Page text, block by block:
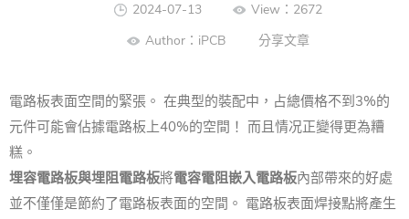
2024-07-13
View：2672
Author：iPCB 分享文章
電路板表面空間的緊張。 在典型的裝配中，占總價格不到3%的
元件可能會佔據電路板上40%的空間！ 而且情况正變得更為糟
糕。
埋容電路板與埋阻電路板將電容電阻嵌入電路板內部帶來的好處
並不僅僅是節約了電路板表面的空間。 電路板表面焊接點將產生